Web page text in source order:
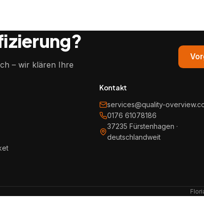
– wir klären Ihre
Kontakt
services@quality-
0176 61078186
37235 Fürstenhagen ·
deutschlandweit